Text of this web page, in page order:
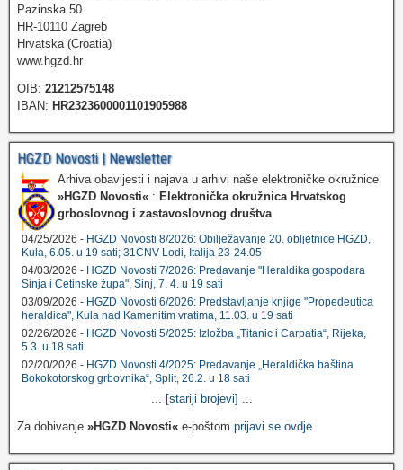
Pazinska 50
HR-10110 Zagreb
Hrvatska (Croatia)
www.hgzd.hr
OIB: 21212575148
IBAN: HR2323600001101905988
HGZD Novosti | Newsletter
Arhiva obavijesti i najava u arhivi naše elektroničke okružnice
»HGZD Novosti« : Elektronička okružnica Hrvatskog
grboslovnog i zastavoslovnog društva
04/25/2026 - HGZD Novosti 8/2026: Obilježavanje 20. obljetnice HGZD,
Kula, 6.05. u 19 sati; 31CNV Lodi, Italija 23-24.05
04/03/2026 - HGZD Novosti 7/2026: Predavanje "Heraldika gospodara
Sinja i Cetinske župa", Sinj, 7. 4. u 19 sati
03/09/2026 - HGZD Novosti 6/2026: Predstavljanje knjige "Propedeutica
heraldica", Kula nad Kamenitim vratima, 11.03. u 19 sati
02/26/2026 - HGZD Novosti 5/2025: Izložba „Titanic i Carpatia“, Rijeka,
5.3. u 18 sati
02/20/2026 - HGZD Novosti 4/2025: Predavanje „Heraldička baština
Bokokotorskog grbovnika“, Split, 26.2. u 18 sati
... [stariji brojevi] ...
Za dobivanje »HGZD Novosti« e-poštom prijavi se ovdje.